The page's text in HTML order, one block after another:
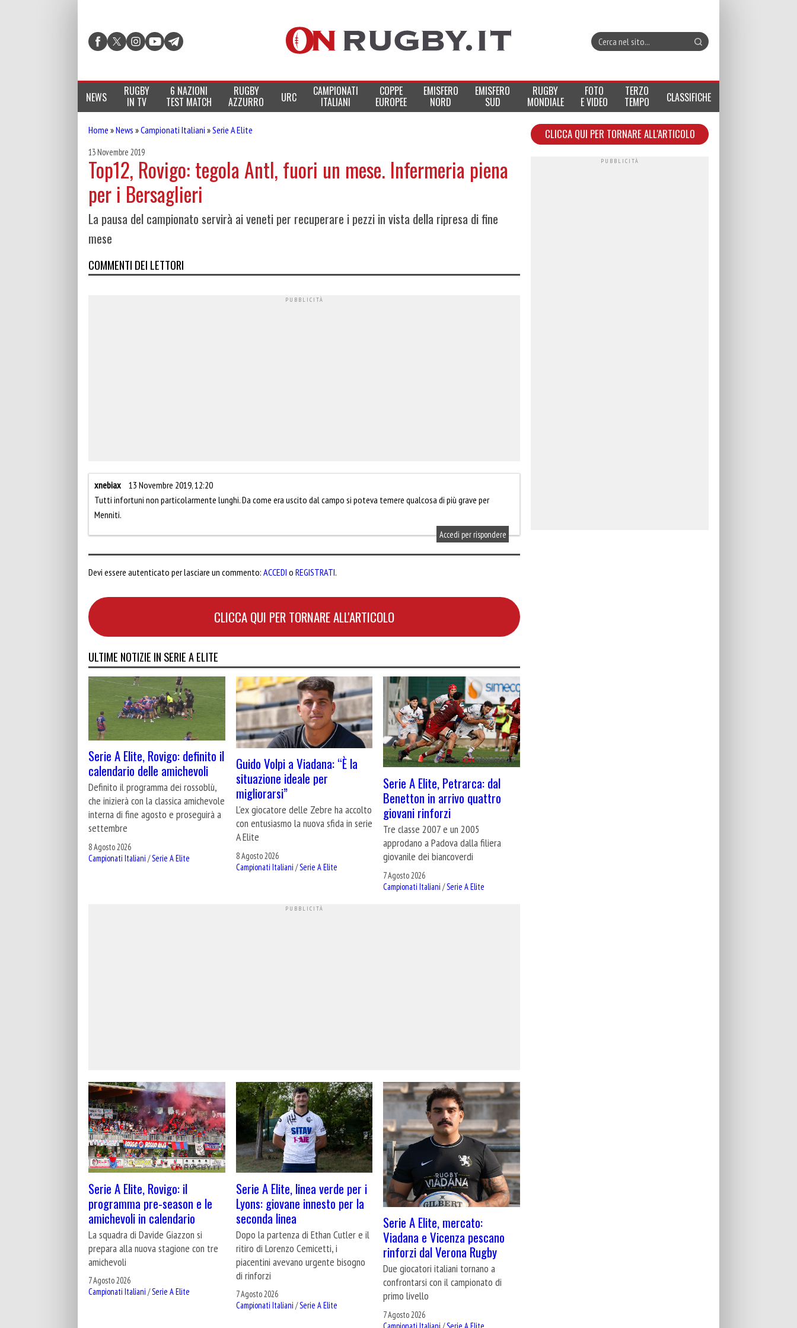
NEWS RUGBY
IN TV
6 NAZIONI
TEST MATCH
RUGBY
AZZURRO URC CAMPIONATI
ITALIANI
COPPE
EUROPEE
EMISFERO
NORD
EMISFERO
SUD
RUGBY
MONDIALE
FOTO
E VIDEO
TERZO
TEMPO CLASSIFICHE
Home »News »Campionati Italiani »Serie A Elite
13 Novembre 2019
Top12, Rovigo: tegola Antl, fuori un mese. Infermeria piena
per i Bersaglieri
La pausa del campionato servirà ai veneti per recuperare i pezzi in vista della ripresa di fine
mese
COMMENTI DEI LETTORI
xnebiax
13 Novembre 2019, 12:20
Tutti infortuni non particolarmente lunghi. Da come era uscito dal campo si poteva temere qualcosa di più grave per
Menniti.
Accedi per rispondere
Devi essere autenticato per lasciare un commento: ACCEDI o REGISTRATI.
CLICCA QUI PER TORNARE ALL'ARTICOLO
ULTIME NOTIZIE IN SERIE A ELITE
Serie A Elite, Rovigo: definito il
calendario delle amichevoli
Definito il programma dei rossoblù,
che inizierà con la classica amichevole
interna di fine agosto e proseguirà a
settembre
8 Agosto 2026
Campionati Italiani /Serie A Elite
Guido Volpi a Viadana: “È la
situazione ideale per
migliorarsi”
L'ex giocatore delle Zebre ha accolto
con entusiasmo la nuova sfida in serie
A Elite
8 Agosto 2026
Campionati Italiani /Serie A Elite
Serie A Elite, Petrarca: dal
Benetton in arrivo quattro
giovani rinforzi
Tre classe 2007 e un 2005
approdano a Padova dalla filiera
giovanile dei biancoverdi
7 Agosto 2026
Campionati Italiani /Serie A Elite
Serie A Elite, Rovigo: il
programma pre-season e le
amichevoli in calendario
La squadra di Davide Giazzon si
prepara alla nuova stagione con tre
amichevoli
7 Agosto 2026
Campionati Italiani /Serie A Elite
Serie A Elite, linea verde per i
Lyons: giovane innesto per la
seconda linea
Dopo la partenza di Ethan Cutler e il
ritiro di Lorenzo Cemicetti, i
piacentini avevano urgente bisogno
di rinforzi
7 Agosto 2026
Campionati Italiani /Serie A Elite
Serie A Elite, mercato:
Viadana e Vicenza pescano
rinforzi dal Verona Rugby
Due giocatori italiani tornano a
confrontarsi con il campionato di
primo livello
7 Agosto 2026
CLICCA QUI PER TORNARE ALL'ARTICOLO